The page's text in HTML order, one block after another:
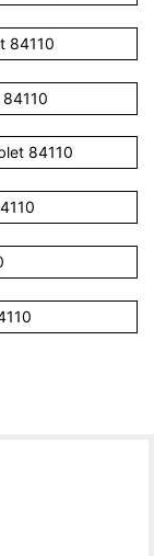
84110
84110